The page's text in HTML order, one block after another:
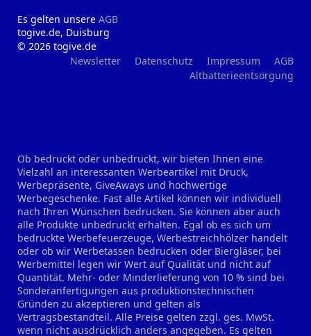
Es gelten unsere AGB
togive.de, Duisburg
© 2026 togive.de
Newsletter
Datenschutz Impressum
AGB
Altbatterieentsorgung
Ob bedruckt oder unbedruckt, wir bieten Ihnen eine
Vielzahl an interessanten Werbeartikel mit Druck,
Werbepräsente, GiveAways und hochwertige
Werbegeschenke. Fast alle Artikel können wir individuell
nach Ihren Wünschen bedrucken. Sie können aber auch
alle Produkte unbedruckt erhalten. Egal ob es sich um
bedruckte Werbefeuerzeuge, Werbestreichhölzer handelt
oder ob wir Werbetassen bedrucken oder Biergläser, bei
Werbemittel legen wir Wert auf Qualität und nicht auf
Quantität. Mehr- oder Minderlieferung von 10 % sind bei
Sonderanfertigungen aus produktionstechnischen
Gründen zu akzeptieren und gelten als
Vertragsbestandteil. Alle Preise gelten zzgl. ges. MwSt.
wenn nicht ausdrücklich anders angegeben. Es gelten